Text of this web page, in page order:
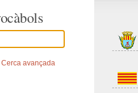
Cerca avançada